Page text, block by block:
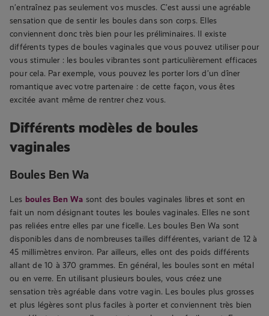
n’entraînez pas seulement vos muscles. C’est aussi une agréable
sensation que de sentir les boules dans son corps. Elles
conviennent donc très bien pour les préliminaires. Il existe
différents types de boules vaginales que vous pouvez utiliser pour
vous stimuler : les boules vibrantes sont particulièrement efficaces
pour cela. Par exemple, vous pouvez les porter lors d’un dîner
romantique avec votre partenaire : de cette façon, vous êtes
excitée avant même de rentrer chez vous.
Différents modèles de boules
vaginales
Boules Ben Wa
Les boules Ben Wa sont des boules vaginales libres et sont en
fait un nom désignant toutes les boules vaginales. Elles ne sont
pas reliées entre elles par une ficelle. Les boules Ben Wa sont
disponibles dans de nombreuses tailles différentes, variant de 12 à
45 millimètres environ. Par ailleurs, elles ont des poids différents
allant de 10 à 370 grammes. En général, les boules sont en métal
ou en verre. En utilisant plusieurs boules, vous créez une
sensation très agréable dans votre vagin. Les boules plus grosses
et plus légères sont plus faciles à porter et conviennent très bien